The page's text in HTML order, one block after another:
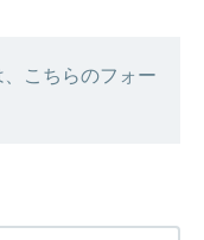
こちらのフォー